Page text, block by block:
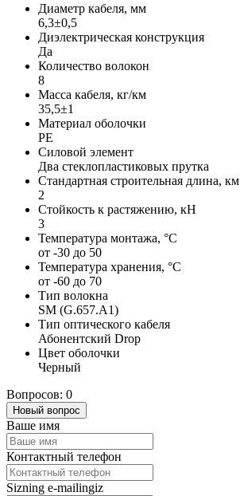
Диаметр кабеля, мм
6,3±0,5
Диэлектрическая конструкция
Да
Количество волокон
8
Масса кабеля, кг/км
35,5±1
Материал оболочки
PE
Силовой элемент
Два стеклопластиковых прутка
Стандартная строительная длина, км
2
Стойкость к растяжению, кН
3
Температура монтажа, °C
от -30 до 50
Температура хранения, °С
от -60 до 70
Тип волокна
SM (G.657.A1)
Тип оптического кабеля
Абонентский Drop
Цвет оболочки
Черный
Вопросов: 0
Новый вопрос
Ваше имя
Контактный телефон
Sizning e-mailingiz